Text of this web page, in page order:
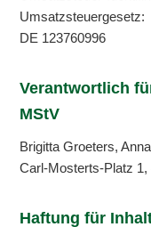
Umsatzsteuergesetz:
DE 123760996
Verantwortlich
MStV
Brigitta Groeters,
Carl-Mosterts-Platz
Haftung für